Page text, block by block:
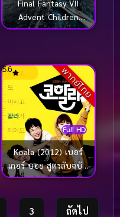
Final Fantasy VII
Advent Children
Complete (2009) ไฟ
พากย์ไทย
Full HD
5.6
Koala (2012) เบอร์
เกอร์ บอย สูตรลับฉบับ
เจ๊ง
3 ถัดไป